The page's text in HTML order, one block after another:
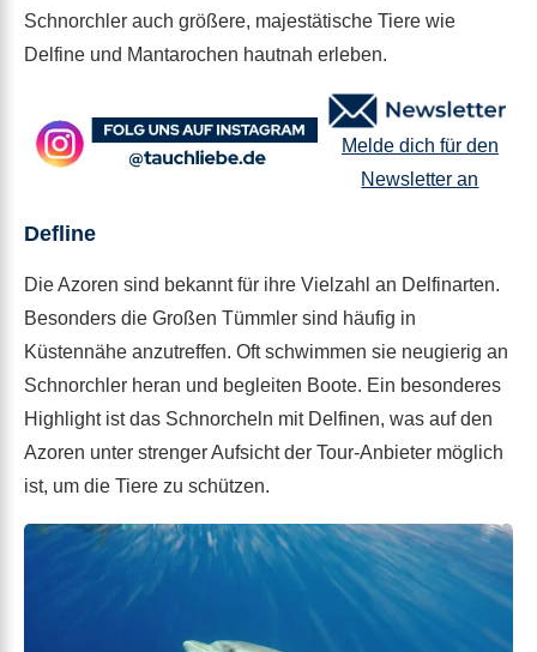
Schnorchler auch größere, majestätische Tiere wie
Delfine und Mantarochen hautnah erleben.
Melde dich für den
Newsletter an
Defline
Die Azoren sind bekannt für ihre Vielzahl an Delfinarten.
Besonders die Großen Tümmler sind häufig in
Küstennähe anzutreffen. Oft schwimmen sie neugierig an
Schnorchler heran und begleiten Boote. Ein besonderes
Highlight ist das Schnorcheln mit Delfinen, was auf den
Azoren unter strenger Aufsicht der Tour-Anbieter möglich
ist, um die Tiere zu schützen.